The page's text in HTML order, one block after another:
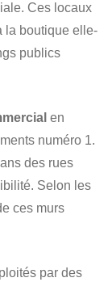
Ces locaux
la boutique elle-
publics
en
numéro 1.
des rues
Selon les
ces murs
par des